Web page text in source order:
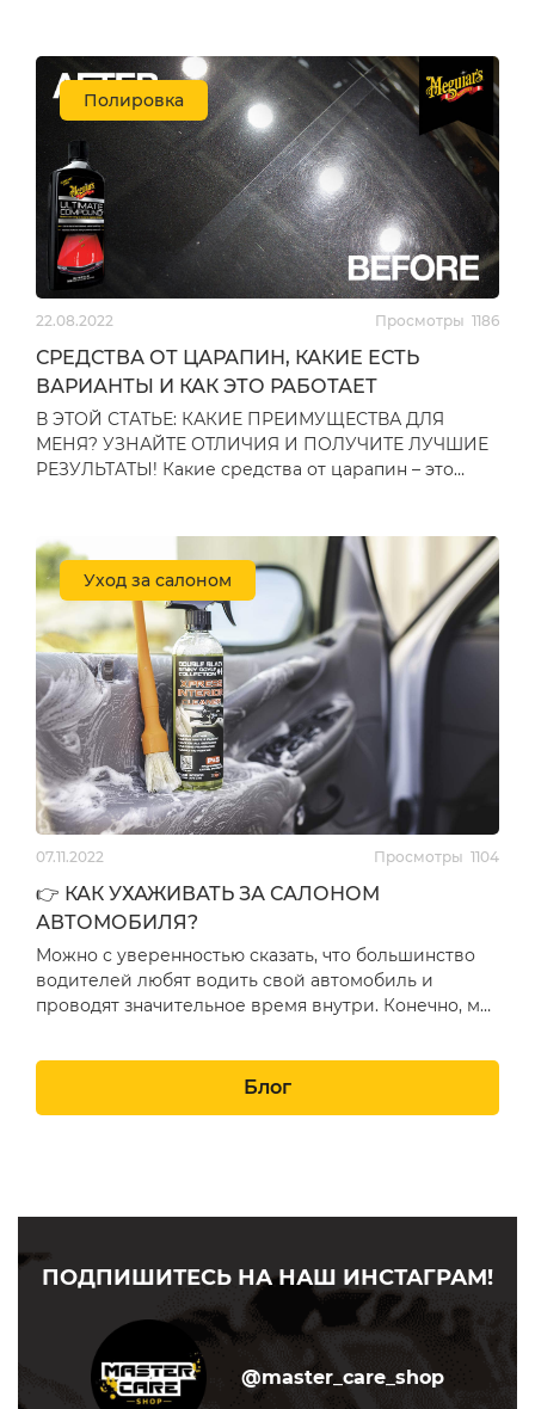
НОВИНКА
Полотенце
микрофибровое The
Rag Company Rip N
40х40см, 1шт (TRC-
1240_1)
120₴
НОВИНКА
Набор
микрофибровых
полотенец в рулоне
N Rag Ultra XL RC
білий 40х40см, 50шт
(TRC-1240)
2,790₴
Полировка
22.08.2022 Просмотры 1186
СРЕДСТВА ОТ ЦАРАПИН, КАКИЕ ЕСТЬ
ВАРИАНТЫ И КАК ЭТО РАБОТАЕТ
В ЭТОЙ СТАТЬЕ: КАКИЕ ПРЕИМУЩЕСТВА ДЛЯ
МЕНЯ? УЗНАЙТЕ ОТЛИЧИЯ И ПОЛУЧИТЕ ЛУЧШИЕ
РЕЗУЛЬТАТЫ! Какие средства от царапин – это
Уход за салоном
07.11.2022 Просмотры 1104
👉 КАК УХАЖИВАТЬ ЗА САЛОНОМ
АВТОМОБИЛЯ?
Можно с уверенностью сказать, что большинство
водителей любят водить свой автомобиль и
проводят значительное время внутри. Конечно, мы
Блог
ПОДПИШИТЕСЬ НА НАШ ИНСТАГРАМ!
@master_care_shop